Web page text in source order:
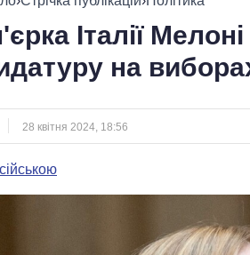
Італії
на
28 квітня 2024, 18:56